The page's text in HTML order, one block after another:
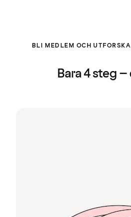
BLI MEDLEM OCH
Bara 4 steg